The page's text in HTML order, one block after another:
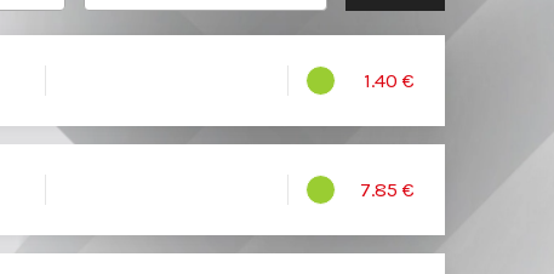
1.40 €
7.85 €